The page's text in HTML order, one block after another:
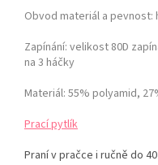
Obvod materiál a pevnost:
Zapínání: velikost 80D
na 3 háčky
Materiál: 55% polyamid,
Prací pytlík
Praní v pračce i ručně do 40